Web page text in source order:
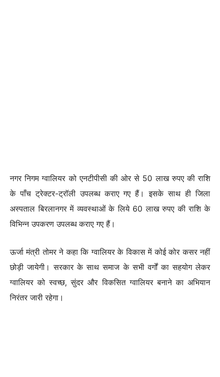
नगर निगम ग्वालियर को एनटीपीसी की ओर से 50 लाख रुपए की राशि
के पाँच ट्रेक्टर-ट्रॉली उपलब्ध कराए गए हैं। इसके साथ ही जिला
अस्पताल बिरलानगर में व्यवस्थाओं के लिये 60 लाख रुपए की राशि के
विभिन्न उपकरण उपलब्ध कराए गए हैं।
ऊर्जा मंत्री तोमर ने कहा कि ग्वालियर के विकास में कोई कोर कसर नहीं
छोड़ी जायेगी। सरकार के साथ समाज के सभी वर्गों का सहयोग लेकर
ग्वालियर को स्वच्छ, सुंदर और विकसित ग्वालियर बनाने का अभियान
निरंतर जारी रहेगा।